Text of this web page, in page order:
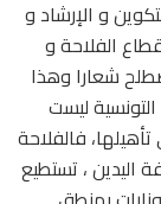
و الإرشاد و
الفلاحة و
شعارا وهذا
ليست
فالفلاحة
اليدين ، تستطيع